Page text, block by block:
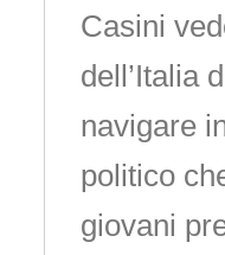
Casini
dell’Italia
navigare
politico
giovani